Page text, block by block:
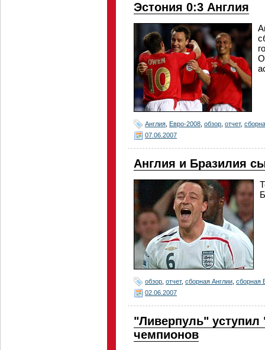
Эстония 0:3 Англия
Англия Евро-2008 обзор отчет,
07.06.2007
Англия и Бразилия
обзор отчет, сборная Англии сборная
02.06.2007
"Ливерпуль"
чемпионов